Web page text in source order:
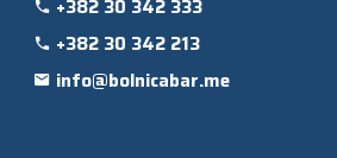
+382 30 342 333
+382 30 342 213
info@bolnicabar.me